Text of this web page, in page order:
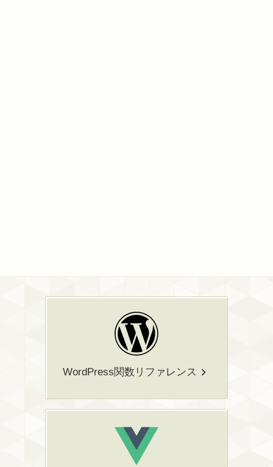
WordPress関数リファレンス